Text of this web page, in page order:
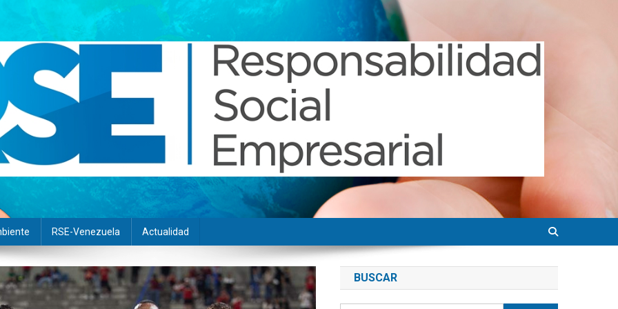
RSE-Venezuela Actualidad
BUSCAR